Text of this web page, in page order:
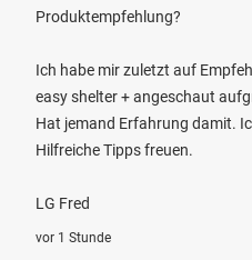
Produktempfehlung?
Ich habe mir zuletzt auf
easy shelter + angeschaut
Hat jemand Erfahrung damit.
Hilfreiche Tipps freuen.
LG Fred
vor 1 Stunde